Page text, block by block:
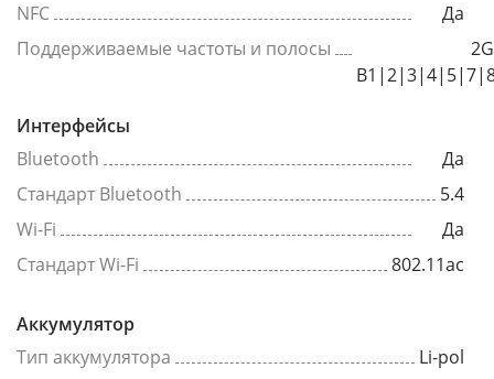
NFC
Да
Поддерживаемые частоты и полосы
Интерфейсы
Bluetooth
Да
Стандарт Bluetooth
5.4
Wi-Fi
Да
Стандарт Wi-Fi
802.11ac
Аккумулятор
Тип аккумулятора
Li-pol